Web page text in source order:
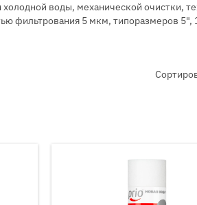
холодной воды, механической очистки,
фильтрования 5 мкм, типоразмеров 5",